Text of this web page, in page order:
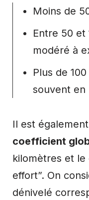
Moins de
Entre 50 et
modéré à
Plus de
souvent en
Il est
coefficient
kilomètres et le
effort”. On
dénivelé